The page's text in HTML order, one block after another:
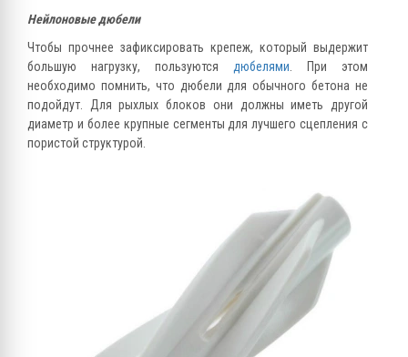
Нейлоновые дюбели
Чтобы прочнее зафиксировать крепеж, который выдержит
большую нагрузку, пользуются дюбелями. При этом
необходимо помнить, что дюбели для обычного бетона не
подойдут. Для рыхлых блоков они должны иметь другой
диаметр и более крупные сегменты для лучшего сцепления с
пористой структурой.